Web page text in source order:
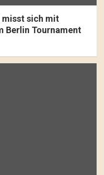
misst sich mit
Berlin Tournament